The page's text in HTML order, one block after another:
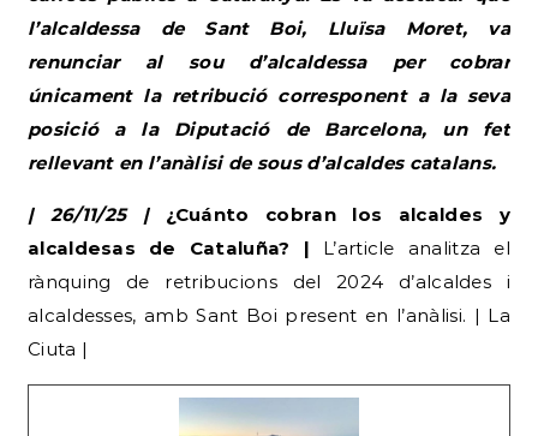
l’alcaldessa de Sant Boi, Lluïsa Moret, va
renunciar al sou d’alcaldessa per cobrar
únicament la retribució corresponent a la seva
posició a la Diputació de Barcelona, un fet
rellevant en l’anàlisi de sous d’alcaldes catalans.
| 26/11/25 | ¿Cuánto cobran los alcaldes y
alcaldesas de Cataluña? | L’article analitza el
rànquing de retribucions del 2024 d’alcaldes i
alcaldesses, amb Sant Boi present en l’anàlisi. | La
Ciuta |